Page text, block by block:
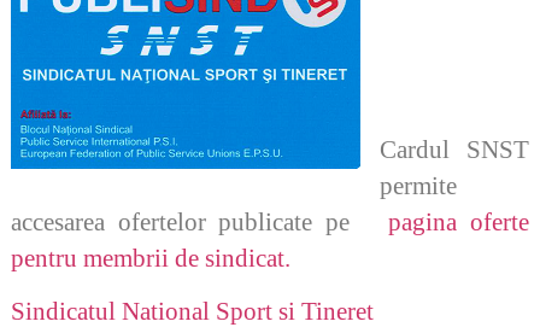
Cardul SNST
permite
accesarea ofertelor publicate pepagina oferte
pentru membrii de sindicat.
Sindicatul National Sport si Tineret